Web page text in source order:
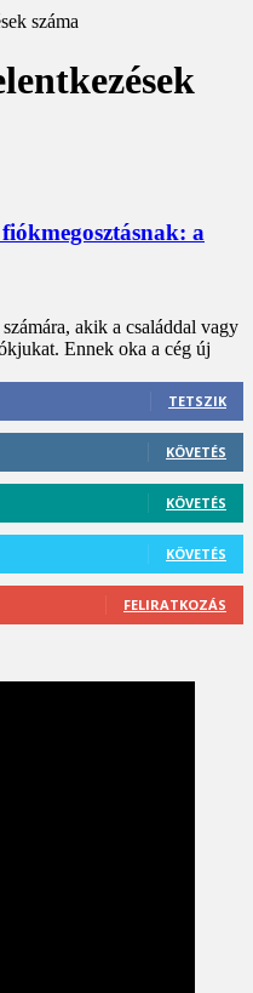
száma
a
akik a családdal vagy
Ennek oka a cég új
TETSZIK
KÖVETÉS
KÖVETÉS
KÖVETÉS
FELIRATKOZÁS